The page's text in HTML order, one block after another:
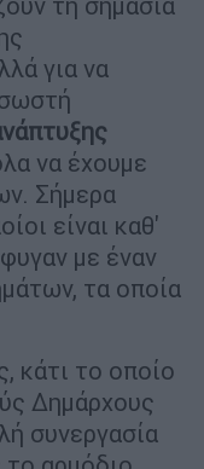
για να
να έχουμε
Σήμερα
είναι καθ'
με έναν
τα οποία
κάτι το οποίο
Δημάρχους
συνεργασία